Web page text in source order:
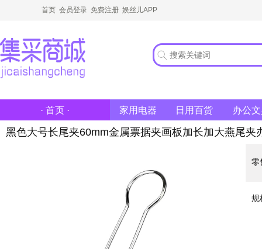
首页 会员登录 免费注册 娱丝儿APP
· 首页 · 家用电器 日用百货 办公
黑色大号长尾夹60mm金属票据夹画板加长加大燕尾夹
零
规